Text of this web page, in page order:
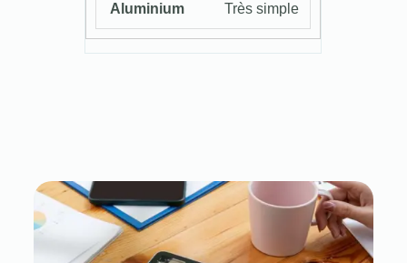
Très simple